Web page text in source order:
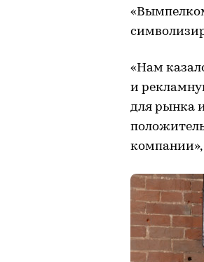
«Нам
и
для рынка
компании»,